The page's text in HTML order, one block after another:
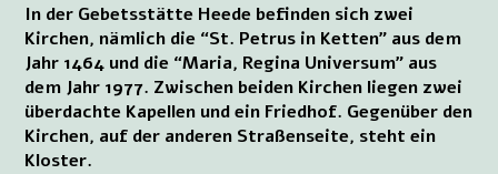
In der Gebetsstätte Heede befinden sich zwei
Kirchen, nämlich die “St. Petrus in Ketten” aus dem
Jahr 1464 und die “Maria, Regina Universum” aus
dem Jahr 1977. Zwischen beiden Kirchen liegen zwei
überdachte Kapellen und ein Friedhof. Gegenüber den
Kirchen, auf der anderen Straßenseite, steht ein
Kloster.